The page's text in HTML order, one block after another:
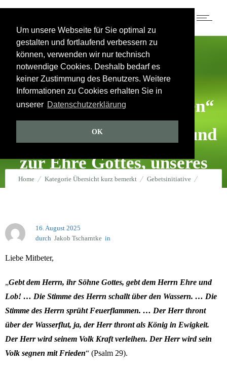
Um unsere Webseite für Sie optimal zu
gestalten und fortlaufend verbessern zu
können, verwenden wir nur technisch
notwendige Cookies. Deshalb bedarf es
keiner Zustimmung des Benutzers. Weitere
Informationen zu Cookies erhalten Sie in
unserer Datenschutzerklärung
OK
17.8.2025 – 510. Abend der
Gebetsinitiative zur
Ermutigung des
„Heerlagers der Heiligen“
in diesen letzten Tagen und
zur Ehre Gottes, unseres
Home Kategorie Übersicht kurz bemerkt Gebetsinitiative
Gottes, unseres himmlischen Vaters
16. August 2025
durch Jakob Tscharntke in
Liebe Mitbeter,
„Gebt dem Herrn, ihr Söhne Gottes, gebt dem Herrn Ehre und
Lob! … Die Stimme des Herrn schallt über den Wassern. … Die
Stimme des Herrn sprüht Feuerflammen. … Der Herr thront
über der Wasserflut, ja, der Herr thront als König in Ewigkeit.
Der Herr wird seinem Volk Kraft verleihen. Der Herr wird sein
Volk segnen mit Frieden“ (Psalm 29).